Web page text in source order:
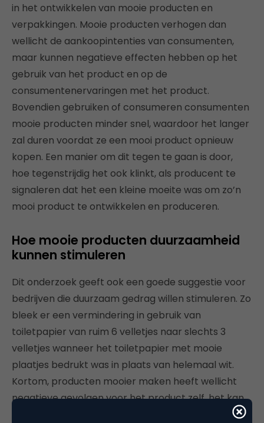
in het ontwikkelen van mooie producten en
verpakkingen. Mooie producten verhogen dan
wellicht de aankoopintenties van consumenten,
maar kunnen negatieve effecten hebben op het
gebruik van het product en op de
consumentenervaringen met het product.
Bovendien gebruiken of consumeren consumenten
mooie producten minder snel, waardoor het langer
zal duren voordat ze een mooi product opnieuw
kopen. Een manier om dit tegen te gaan is door,
hoe tegenstrijdig het ook klinkt, als producent te
signaleren dat het een kleine moeite was om zo’n
mooi product te ontwikkelen en produceren.
Hoe mooie producten duurzaamheid
kunnen stimuleren
Dit onderzoek geeft ook een goede suggestie voor
bedrijven die duurzaam gedrag willen stimuleren. Zo
bleek er een vermindering in gebruik van
toiletpapier van ruim 6 velletjes naar slechts 3
velletjes wanneer het toiletpapier met mooie
plaatjes bedrukt was in plaats van helemaal wit.
Kortom, producten mooier maken heeft wellicht
negatieve gevolgen voor het product zelf, het kan